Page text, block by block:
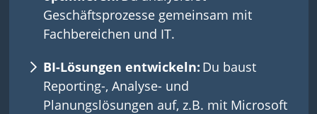
Geschäftsprozesse gemeinsam mit
Fachbereichen und IT.
BI-Lösungen entwickeln: Du baust
Reporting-, Analyse- und
Planungslösungen auf, z.B. mit Microsoft